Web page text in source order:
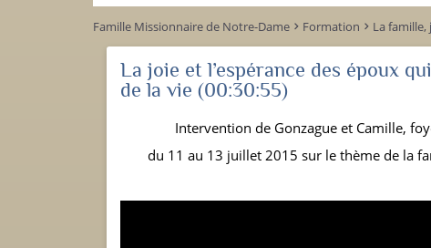
Famille Missionnaire de Notre-Dame keyboard_arrow_right Formation keyboard_arrow_right La famille,
La joie et l’espérance des époux
de la vie (00:30:55)
Intervention de Gonzague et Camille,
du 11 au 13 juillet 2015 sur le thème de la